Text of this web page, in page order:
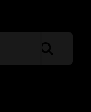
el sitio utilizando